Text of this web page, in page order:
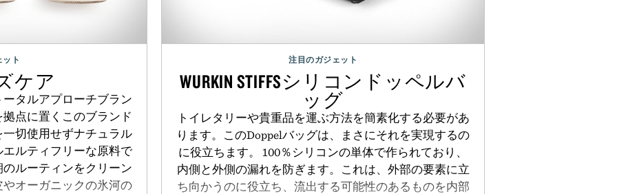
ト
ケア
タルアプローチブラン
点に置くこのブランド
切使用せずナチュラル
ルティフリーな原料で
ルーティンをクリーン
オーガニックの氷河の
注目のガジェット
WURKIN STIFFSシリコンドッペルバ
ッグ
トイレタリーや貴重品を運ぶ方法を簡素化する必要があ
ります。このDoppelバッグは、まさにそれを実現するの
に役立ちます。 100％シリコンの単体で作られており、
内側と外側の漏れを防ぎます。これは、外部の要素に立
ち向かうのに役立ち、流出する可能性のあるものを内部